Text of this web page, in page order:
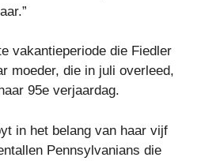
vakantieperiode die Fiedler
moeder, die in juli overleed,
95e verjaardag.
in het belang van haar vijf
Pennsylvanians die